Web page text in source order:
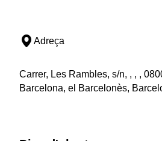
Adreça
Carrer, Les Rambles, s/n, , , ,
Barcelona, el Barcelonès,